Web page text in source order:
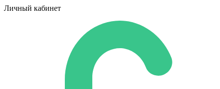
Личный кабинет